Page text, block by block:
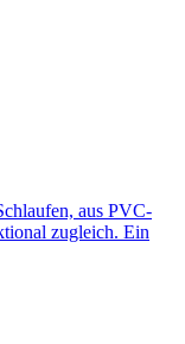
aus PVC-
zugleich. Ein